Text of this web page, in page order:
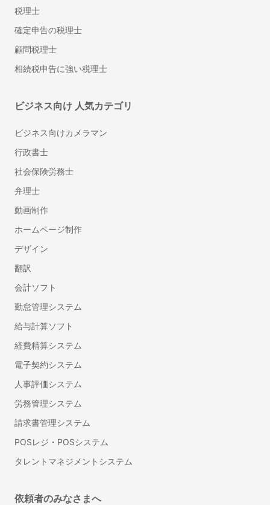
税理士
確定申告の税理士
顧問税理士
相続税申告に強い税理士
ビジネス向け 人気カテゴリ
ビジネス向けカメラマン
行政書士
社会保険労務士
弁理士
動画制作
ホームページ制作
デザイン
翻訳
会計ソフト
勤怠管理システム
給与計算ソフト
経費精算システム
電子契約システム
人事評価システム
労務管理システム
請求書管理システム
POSレジ・POSシステム
タレントマネジメントシステム
依頼者のみなさまへ